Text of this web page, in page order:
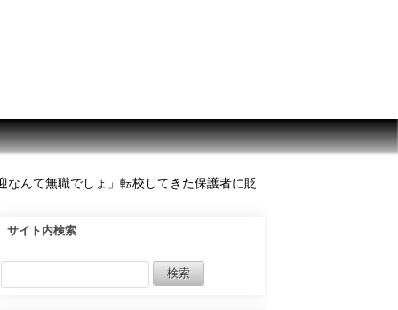
んて無職でしょ」転校してきた保護者に貶
サイト内検索